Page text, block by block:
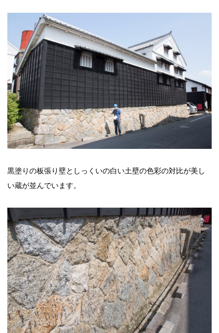
黒塗りの板張り壁としっくいの白い土壁の色彩の対比が美し
い蔵が並んでいます。